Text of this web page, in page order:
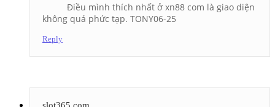
Điều mình thích nhất ở xn88 com là giao diện
không quá phức tạp. TONY06-25
Reply